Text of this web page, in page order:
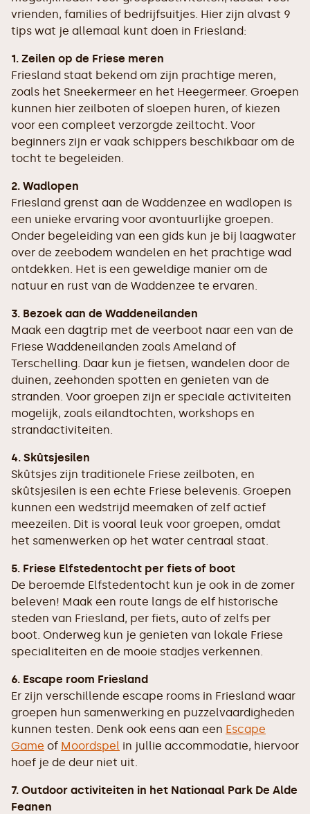
vrienden, families of bedrijfsuitjes. Hier zijn alvast 9
tips wat je allemaal kunt doen in Friesland:
1. Zeilen op de Friese meren
Friesland staat bekend om zijn prachtige meren,
zoals het Sneekermeer en het Heegermeer. Groepen
kunnen hier zeilboten of sloepen huren, of kiezen
voor een compleet verzorgde zeiltocht. Voor
beginners zijn er vaak schippers beschikbaar om de
tocht te begeleiden.
2. Wadlopen
Friesland grenst aan de Waddenzee en wadlopen is
een unieke ervaring voor avontuurlijke groepen.
Onder begeleiding van een gids kun je bij laagwater
over de zeebodem wandelen en het prachtige wad
ontdekken. Het is een geweldige manier om de
natuur en rust van de Waddenzee te ervaren.
3. Bezoek aan de Waddeneilanden
Maak een dagtrip met de veerboot naar een van de
Friese Waddeneilanden zoals Ameland of
Terschelling. Daar kun je fietsen, wandelen door de
duinen, zeehonden spotten en genieten van de
stranden. Voor groepen zijn er speciale activiteiten
mogelijk, zoals eilandtochten, workshops en
strandactiviteiten.
4. Skûtsjesilen
Skûtsjes zijn traditionele Friese zeilboten, en
skûtsjesilen is een echte Friese belevenis. Groepen
kunnen een wedstrijd meemaken of zelf actief
meezeilen. Dit is vooral leuk voor groepen, omdat
het samenwerken op het water centraal staat.
5. Friese Elfstedentocht per fiets of boot
De beroemde Elfstedentocht kun je ook in de zomer
beleven! Maak een route langs de elf historische
steden van Friesland, per fiets, auto of zelfs per
boot. Onderweg kun je genieten van lokale Friese
specialiteiten en de mooie stadjes verkennen.
6. Escape room Friesland
Er zijn verschillende escape rooms in Friesland waar
groepen hun samenwerking en puzzelvaardigheden
kunnen testen. Denk ook eens aan een Escape
Game of Moordspel in jullie accommodatie, hiervoor
hoef je de deur niet uit.
7. Outdoor activiteiten in het Nationaal Park De Alde
Feanen